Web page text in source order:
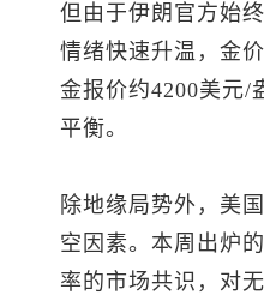
但由于伊朗官方始
情绪快速升温，金
金报价约4200美元/
平衡。
除地缘局势外，美
空因素。本周出炉
率的市场共识，对